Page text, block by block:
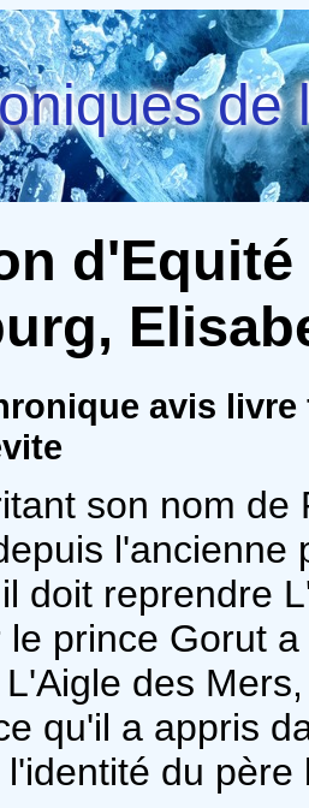
de
avis
son nom
doit reprendre
prince Gorut
des
qu'il a appris
du